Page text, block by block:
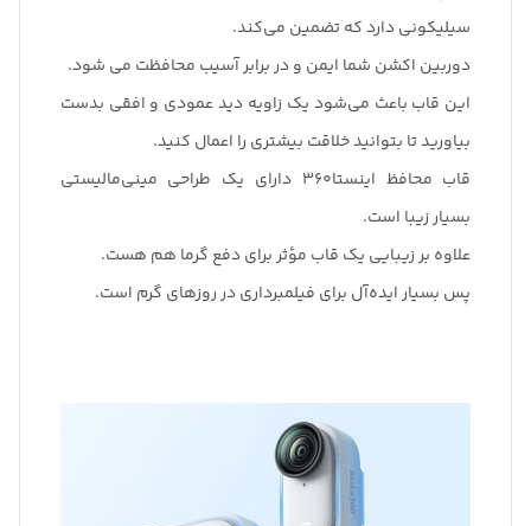
سیلیکونی دارد که تضمین می‌کند.
دوربین اکشن شما ایمن و در برابر آسیب محافظت می شود.
این قاب باعث می‌شود یک زاویه دید عمودی و افقی بدست
بیاورید تا بتوانید خلاقت بیشتری را اعمال کنید.
قاب محافظ اینستا360 دارای یک طراحی مینی‌مالیستی
بسیار زیبا است.
علاوه بر زیبایی یک قاب مؤثر برای دفع گرما هم هست.
پس بسیار ایده‌آل برای فیلمبرداری در روزهای گرم است.